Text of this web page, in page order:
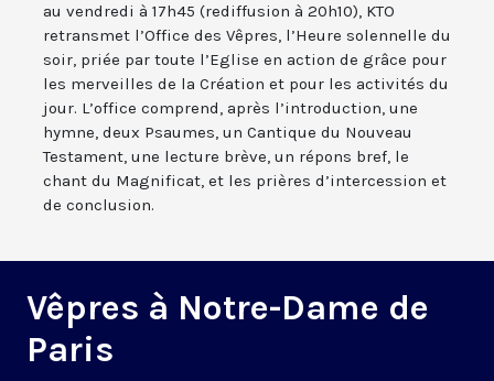
au vendredi à 17h45 (rediffusion à 20h10), KTO
retransmet l’Office des Vêpres, l’Heure solennelle du
soir, priée par toute l’Eglise en action de grâce pour
les merveilles de la Création et pour les activités du
jour. L’office comprend, après l’introduction, une
hymne, deux Psaumes, un Cantique du Nouveau
Testament, une lecture brève, un répons bref, le
chant du Magnificat, et les prières d’intercession et
de conclusion.
Vêpres à Notre-Dame de
Paris